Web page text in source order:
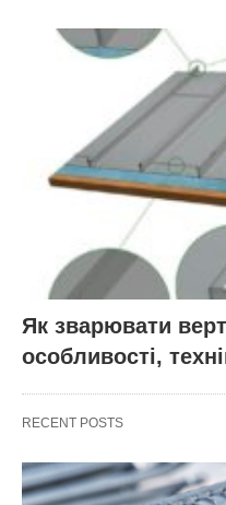
Як зварювати
особливості,
RECENT POSTS